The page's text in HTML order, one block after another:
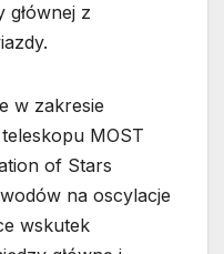
głównej z
w zakresie
MOST
of Stars
na oscylacje
wskutek